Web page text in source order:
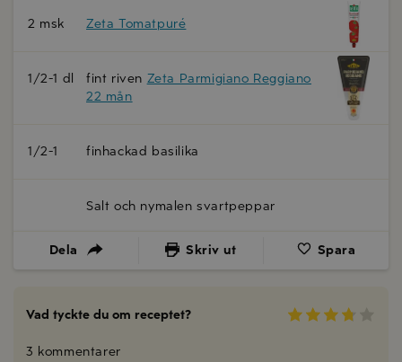
2 msk Zeta Tomatpuré
1/2-1 dl fint riven Zeta Parmigiano Reggiano
22 mån
1/2-1 finhackad basilika
Salt och nymalen svartpeppar
Dela Skriv ut Spara
Vad tyckte du om receptet?
3 kommentarer